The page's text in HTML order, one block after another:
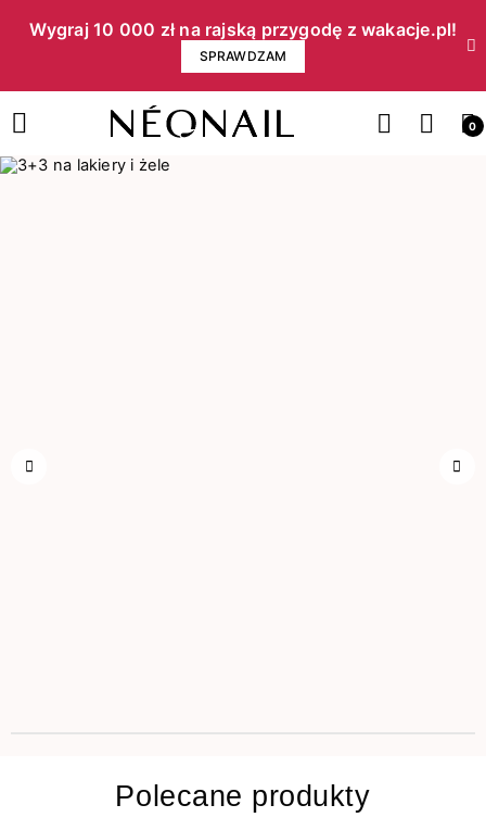
Wygraj 10 000 zł na rajską przygodę z wakacje.pl!​
SPRAWDZAM
0
Polecane produkty